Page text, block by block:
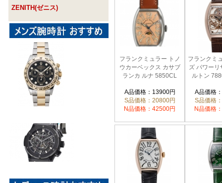
ZENITH(ゼニス)
フランクミュラー トノ
ウカーベックス カサブ
ランカ ルナ 5850CL
A品価格：13900円
S品価格：20800円
N品価格：42500円
フランクミ
ズ パワーリ
ルトン
A品価格
S品価格
N品価格